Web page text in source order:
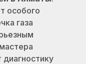
особого
газа